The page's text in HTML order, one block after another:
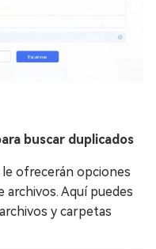
buscar duplicados
le ofrecerán opciones
archivos. Aquí puedes
y carpetas